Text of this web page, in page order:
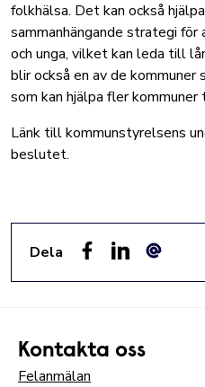
folkhälsa. Det kan också
sammanhängande strategi
och unga, vilket kan leda till
blir också en av de kommuner
som kan hjälpa fler
Länk till kommunstyrelsens
beslutet.
Dela
Kontakta oss
Felanmälan